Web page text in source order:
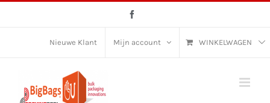
Nieuwe Klant Mijn account WINKELWAGEN